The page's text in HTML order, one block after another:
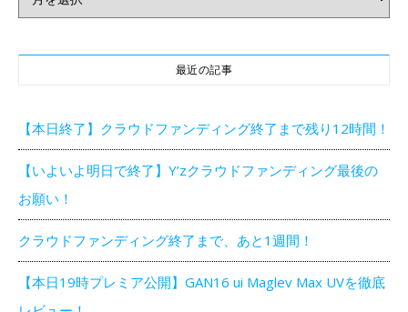
最近の記事
【本日終了】クラウドファンディング終了まで残り12時間！
【いよいよ明日で終了】Y’zクラウドファンディング最後の
お願い！
クラウドファンディング終了まで、あと1週間！
【本日19時プレミア公開】GAN16 ui Maglev Max UVを徹底